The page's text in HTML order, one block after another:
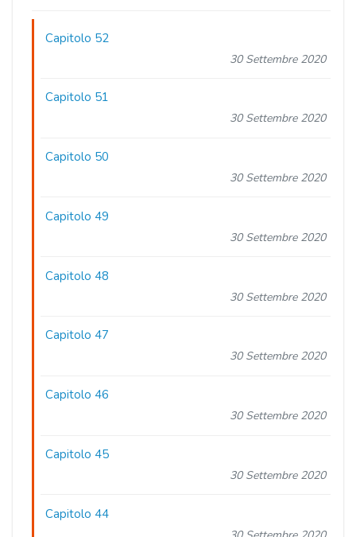
Capitolo 52
30 Settembre 2020
Capitolo 51
30 Settembre 2020
Capitolo 50
30 Settembre 2020
Capitolo 49
30 Settembre 2020
Capitolo 48
30 Settembre 2020
Capitolo 47
30 Settembre 2020
Capitolo 46
30 Settembre 2020
Capitolo 45
30 Settembre 2020
Capitolo 44